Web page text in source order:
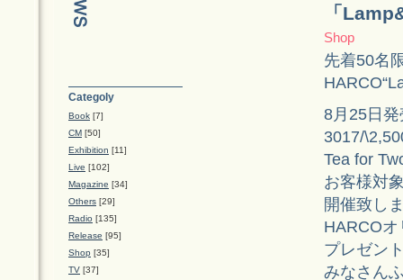
Categoly
Book [7]
CM [50]
Exhibition [11]
Live [102]
Magazine [34]
Others [29]
Radio [135]
Release [95]
Shop [35]
TV [37]
「
Shop
先着50名
8月25日発
3017/
Tea for
お客様対
開催致し
HARCO
プレゼン
みなさん